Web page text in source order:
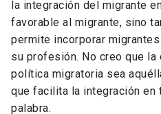
la integración del migrante
favorable al migrante, sino
permite incorporar
su profesión. No creo que la
política migratoria sea
que facilita la integración
palabra.